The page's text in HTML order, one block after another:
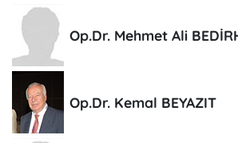
Op.Dr. Mehmet Ali
Op.Dr. Kemal BEYAZIT